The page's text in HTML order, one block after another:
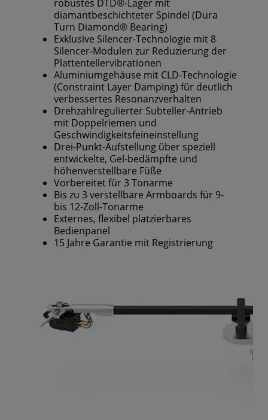
robustes DTD®-Lager mit
diamantbeschichteter Spindel (Dura
Turn Diamond® Bearing)
Exklusive Silencer-Technologie mit 8
Silencer-Modulen zur Reduzierung der
Plattentellervibrationen
Aluminiumgehäuse mit CLD-Technologie
(Constraint Layer Damping) für deutlich
verbessertes Resonanzverhalten
Drehzahlregulierter Subteller-Antrieb
mit Doppelriemen und
Geschwindigkeitsfeineinstellung
Drei-Punkt-Aufstellung über speziell
entwickelte, Gel-bedämpfte und
höhenverstellbare Füße
Vorbereitet für 3 Tonarme
Bis zu 3 verstellbare Armboards für 9-
bis 12-Zoll-Tonarme
Externes, flexibel platzierbares
Bedienpanel
15 Jahre Garantie mit Registrierung